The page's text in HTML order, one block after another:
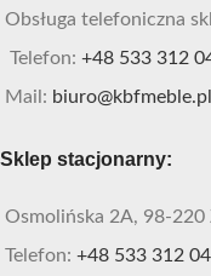
Obsługa telefoniczna
Telefon: +48 533 312
Mail: biuro@kbfmeble.pl
Sklep stacjonarny:
Osmolińska 2A, 98-220
Telefon: +48 533 312